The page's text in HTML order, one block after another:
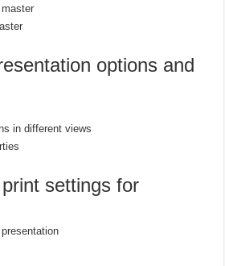
options and
in different views
settings for